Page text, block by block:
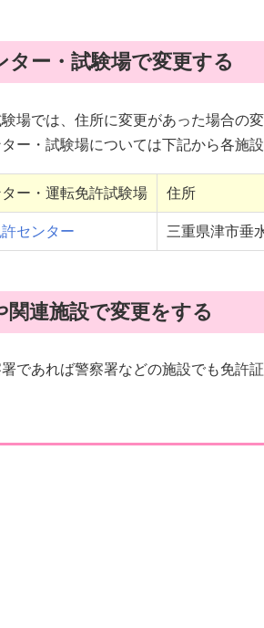
ター・試験場で変更する
場では、住所に変更があった場合の
ー・試験場については下記から各施
ー・運転免許試験場 住所
センター 三重県津市垂
関連施設で変更をする
であれば警察署などの施設でも免許